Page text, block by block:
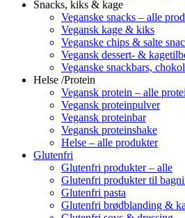
Snacks, kiks & kage
Veganske snacks – alle
Vegansk kage & kiks
Veganske chips & salte
Vegansk dessert- &
Veganske snackbars,
Helse /Protein
Vegansk protein – alle
Vegansk proteinpulver
Vegansk proteinbar
Vegansk proteinshake
Helse – alle produkter
Glutenfri
Glutenfri produkter – alle
Glutenfri produkter til
Glutenfri pasta
Glutenfri brødblanding &